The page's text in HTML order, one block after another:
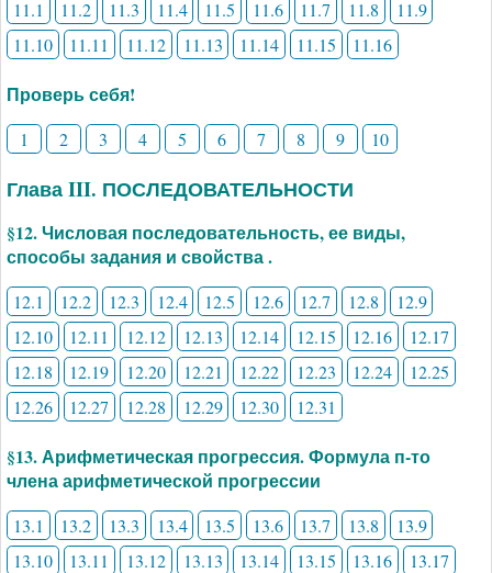
11.1 11.2 11.3 11.4 11.5 11.6 11.7 11.8
11.9
11.10
11.11 11.12 11.13 11.14 11.15 11.16
Проверь себя!
1 2 3 4 5 6 7 8 9 10
Глава III. ПОСЛЕДОВАТЕЛЬНОСТИ
§12. Числовая последовательность, ее виды,
способы задания и свойства .
12.1 12.2 12.3 12.4 12.5 12.6 12.7 12.8
12.9
12.10
12.11 12.12 12.13 12.14 12.15 12.16
12.17
12.18
12.19 12.20 12.21 12.22 12.23 12.24
12.25
12.26
12.27 12.28 12.29 12.30 12.31
§13. Арифметическая прогрессия. Формула п-то
члена арифметической прогрессии
13.1 13.2 13.3 13.4 13.5 13.6 13.7 13.8
13.9
13.10
13.11 13.12 13.13 13.14 13.15 13.16
13.17